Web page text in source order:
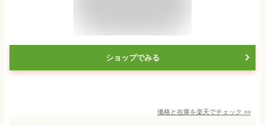
ショップでみる
価格と在庫を楽天でチェック >>